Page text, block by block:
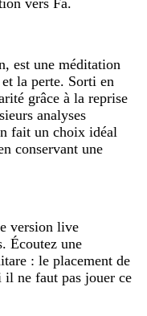
est une méditation
la perte. Sorti en
grâce à la reprise
analyses
fait un choix idéal
conservant une
version live
Écoutez une
: le placement de
ne faut pas jouer ce